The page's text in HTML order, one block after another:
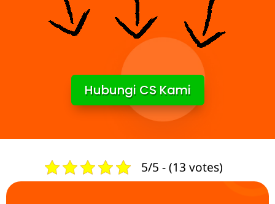
Hubungi CS Kami
5/5 - (13 votes)